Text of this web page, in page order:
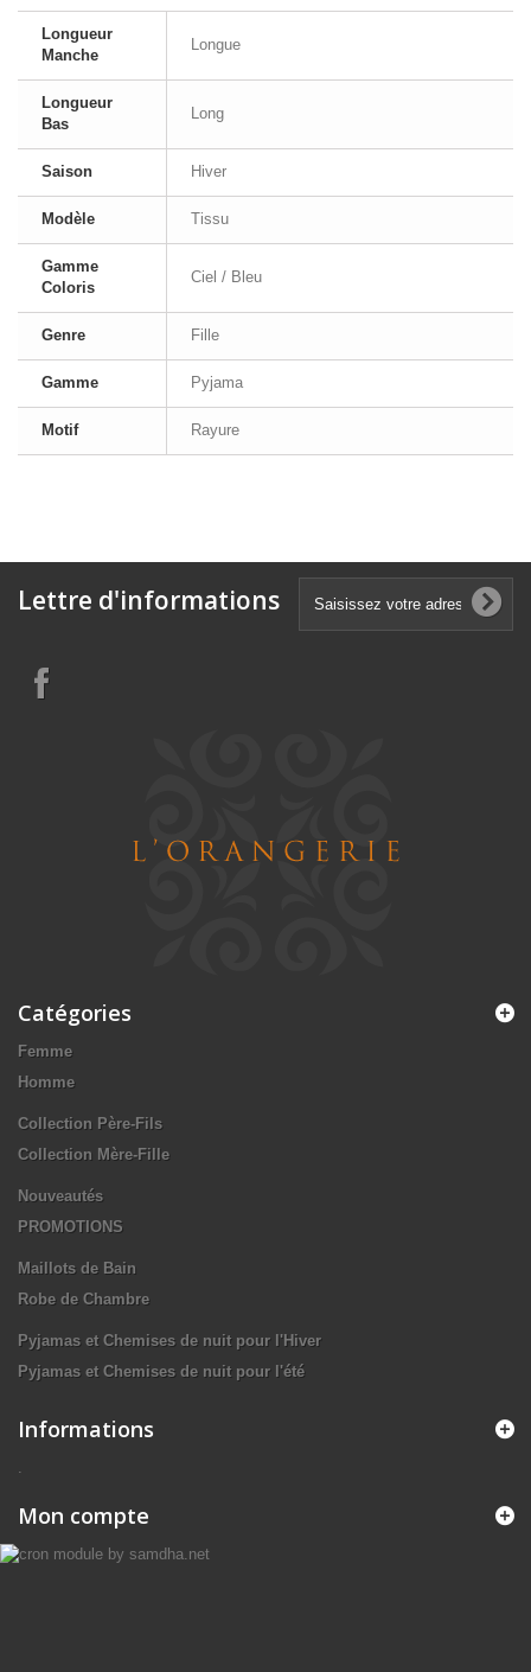
Longueur
Manche
Longue
Longueur
Bas
Long
Saison Hiver
Modèle Tissu
Gamme
Coloris
Ciel / Bleu
Genre Fille
Gamme Pyjama
Motif Rayure
Lettre d'informations
Catégories
Femme
Homme
Collection Père-Fils
Collection Mère-Fille
Nouveautés
PROMOTIONS
Maillots de Bain
Robe de Chambre
Pyjamas et Chemises de nuit pour l'Hiver
Pyjamas et Chemises de nuit pour l'été
Informations
Mon compte